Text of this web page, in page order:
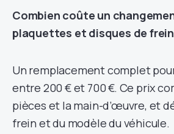
Combien coûte un
plaquettes et disques de
Un remplacement complet
entre 200 € et 700 €. Ce prix
pièces et la main-d’œuvre, et
frein et du modèle du véhicule.